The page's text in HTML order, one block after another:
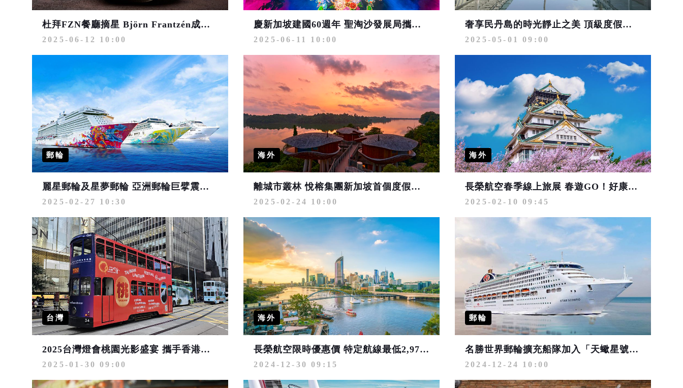
杜拜FZN餐廳摘星 Björn Frantzén成為全球唯一擁3家米其林三星餐廳的主廚
2025-06-12 10:00
慶新加坡建國60週年 聖淘沙發展局攜手花柏山休閒集團推出「娘惹文化 創新演繹」特展
2025-06-11 10:00
奢享民丹島的時光靜止之美 頂級度假村「住三付二」限時優惠登場
2025-05-01 09:00
郵輪
麗星郵輪及星夢郵輪 亞洲郵輪巨擘震撼歸來
2025-02-27 10:30
海外
離城市叢林 悅榕集團新加坡首個度假村 暢享萬態野生動物世界
2025-02-24 10:00
海外
長榮航空春季線上旅展 春遊GO！好康飛起來 最低4,802元起
2025-02-10 09:45
台灣
2025台灣燈會桃園光影盛宴 攜手香港叮叮車、曼谷Terminal 21點亮世界
2025-01-30 09:00
海外
長榮航空限時優惠價 特定航線最低2,977元起 共度美好佳節
2024-12-30 09:15
郵輪
名勝世界郵輪擴充船隊加入「天蠍星號」 2025/3/26起新加坡為首個母港 巡航印尼、泰國、馬來西亞及越南
2024-12-24 10:00